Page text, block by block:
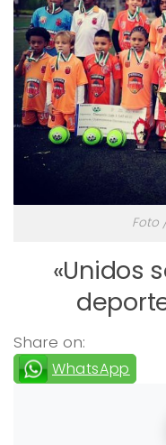
Foto
«Unidos
Share on:
WhatsApp